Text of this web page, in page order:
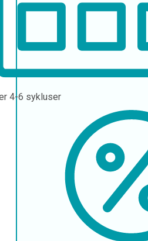
4-6 sykluser